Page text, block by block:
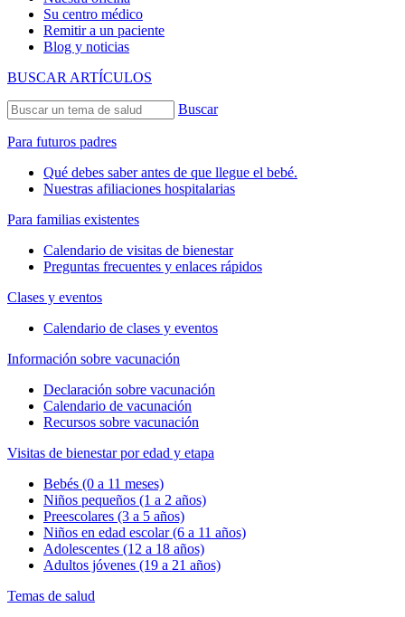
Su centro médico
Remitir a un paciente
Blog y noticias
BUSCAR ARTÍCULOS
Buscar
Para futuros padres
Qué debes saber antes de que llegue el bebé.
Nuestras afiliaciones hospitalarias
Para familias existentes
Calendario de visitas de bienestar
Preguntas frecuentes y enlaces rápidos
Clases y eventos
Calendario de clases y eventos
Información sobre vacunación
Declaración sobre vacunación
Calendario de vacunación
Recursos sobre vacunación
Visitas de bienestar por edad y etapa
Bebés (0 a 11 meses)
Niños pequeños (1 a 2 años)
Preescolares (3 a 5 años)
Niños en edad escolar (6 a 11 años)
Adolescentes (12 a 18 años)
Adultos jóvenes (19 a 21 años)
Temas de salud